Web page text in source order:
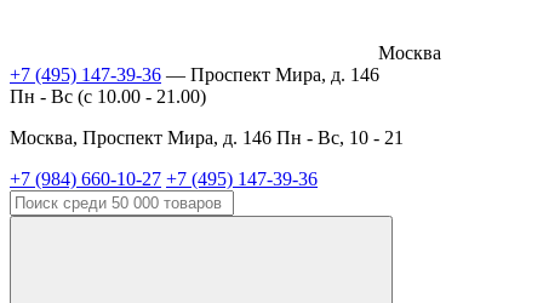
Москва
+7 (495) 147-39-36 — Проспект Мира, д. 146
Пн - Вс (c 10.00 - 21.00)
Москва, Проспект Мира, д. 146 Пн - Вс, 10 - 21
+7 (984) 660-10-27 +7 (495) 147-39-36